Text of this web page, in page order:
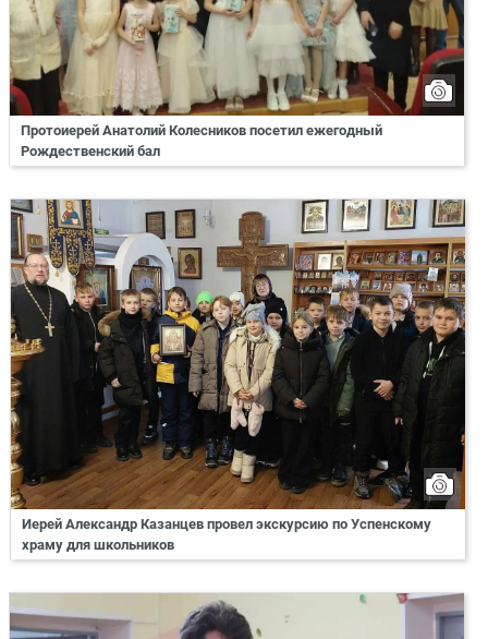
Протоиерей Анатолий Колесников посетил ежегодный
Рождественский бал
Иерей Александр Казанцев провел экскурсию по Успенскому
храму для школьников